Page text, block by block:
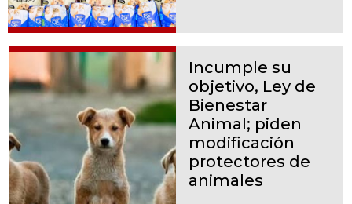
Incumple su
objetivo, Ley de
Bienestar
Animal; piden
modificación
protectores de
animales